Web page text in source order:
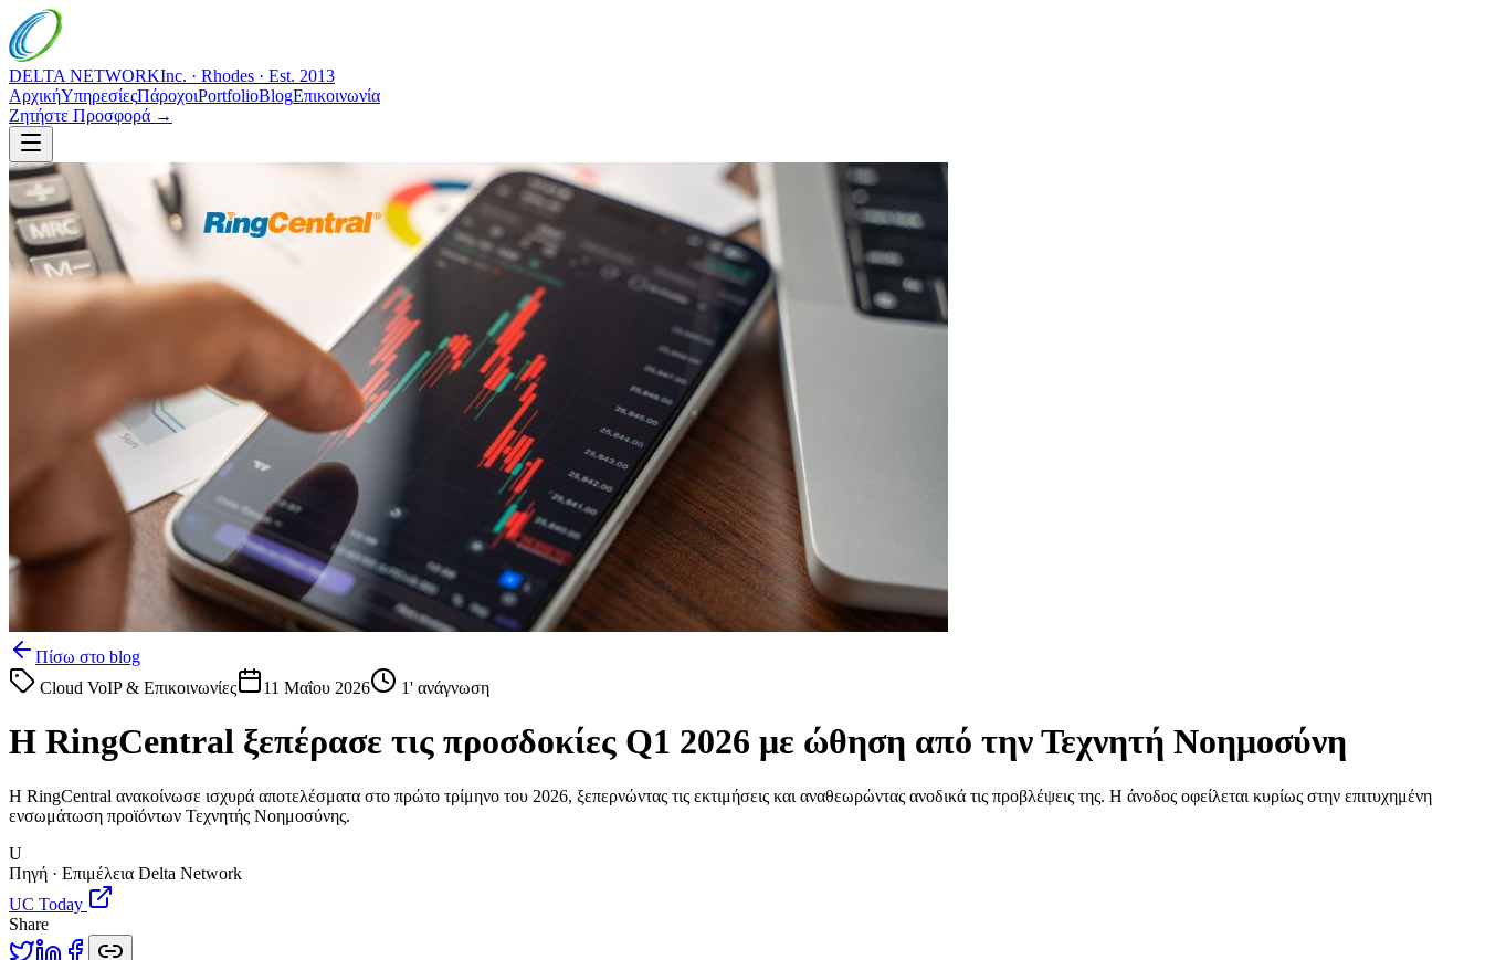
DELTA NETWORKInc. · Rhodes · Est. 2013
ΑρχικήΥπηρεσίεςΠάροχοιPortfolioBlogΕπικοινωνία
Ζητήστε Προσφορά →
Πίσω στο blog
Cloud VoIP & Επικοινωνίες
11 Μαΐου 2026 1' ανάγνωση
Η RingCentral ξεπέρασε τις προσδοκίες Q1 2026 με ώθηση από την Τεχνητή Νοημοσύνη
Η RingCentral ανακοίνωσε ισχυρά αποτελέσματα στο πρώτο τρίμηνο του 2026, ξεπερνώντας τις εκτιμήσεις και αναθεωρώντας ανοδικά τις προβλέψεις της. Η άνοδος οφείλεται κυρίως στην επιτυχημένη
ενσωμάτωση προϊόντων Τεχνητής Νοημοσύνης.
U
Πηγή · Επιμέλεια Delta Network
UC Today
Share